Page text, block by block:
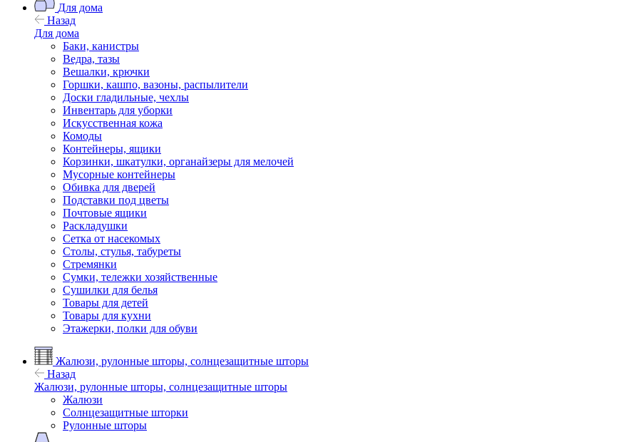
Для дома
Назад
Для дома
Баки, канистры
Ведра, тазы
Вешалки, крючки
Горшки, кашпо, вазоны, распылители
Доски гладильные, чехлы
Инвентарь для уборки
Искусственная кожа
Комоды
Контейнеры, ящики
Корзинки, шкатулки, органайзеры для мелочей
Мусорные контейнеры
Обивка для дверей
Подставки под цветы
Почтовые ящики
Раскладушки
Сетка от насекомых
Столы, стулья, табуреты
Стремянки
Сумки, тележки хозяйственные
Сушилки для белья
Товары для детей
Товары для кухни
Этажерки, полки для обуви
Жалюзи, рулонные шторы, солнцезащитные шторы
Назад
Жалюзи, рулонные шторы, солнцезащитные шторы
Жалюзи
Солнцезащитные шторки
Рулонные шторы